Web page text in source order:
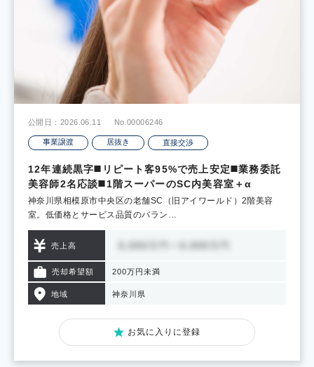
公開日：2026.06.11 No.00006246
事業譲渡 居抜き 直接交渉
12年連続黒字◼️リピート客95%で売上安定◼️業務委託
美容師2名応談◼️1階スーパーのSC内美容室＋α
神奈川県相模原市中央区の老舗SC（旧アイワールド）2階美容
室。低価格とサービス品質のバラン…
売上高
売却希望額 200万円未満
地域 神奈川県
お気に入りに登録